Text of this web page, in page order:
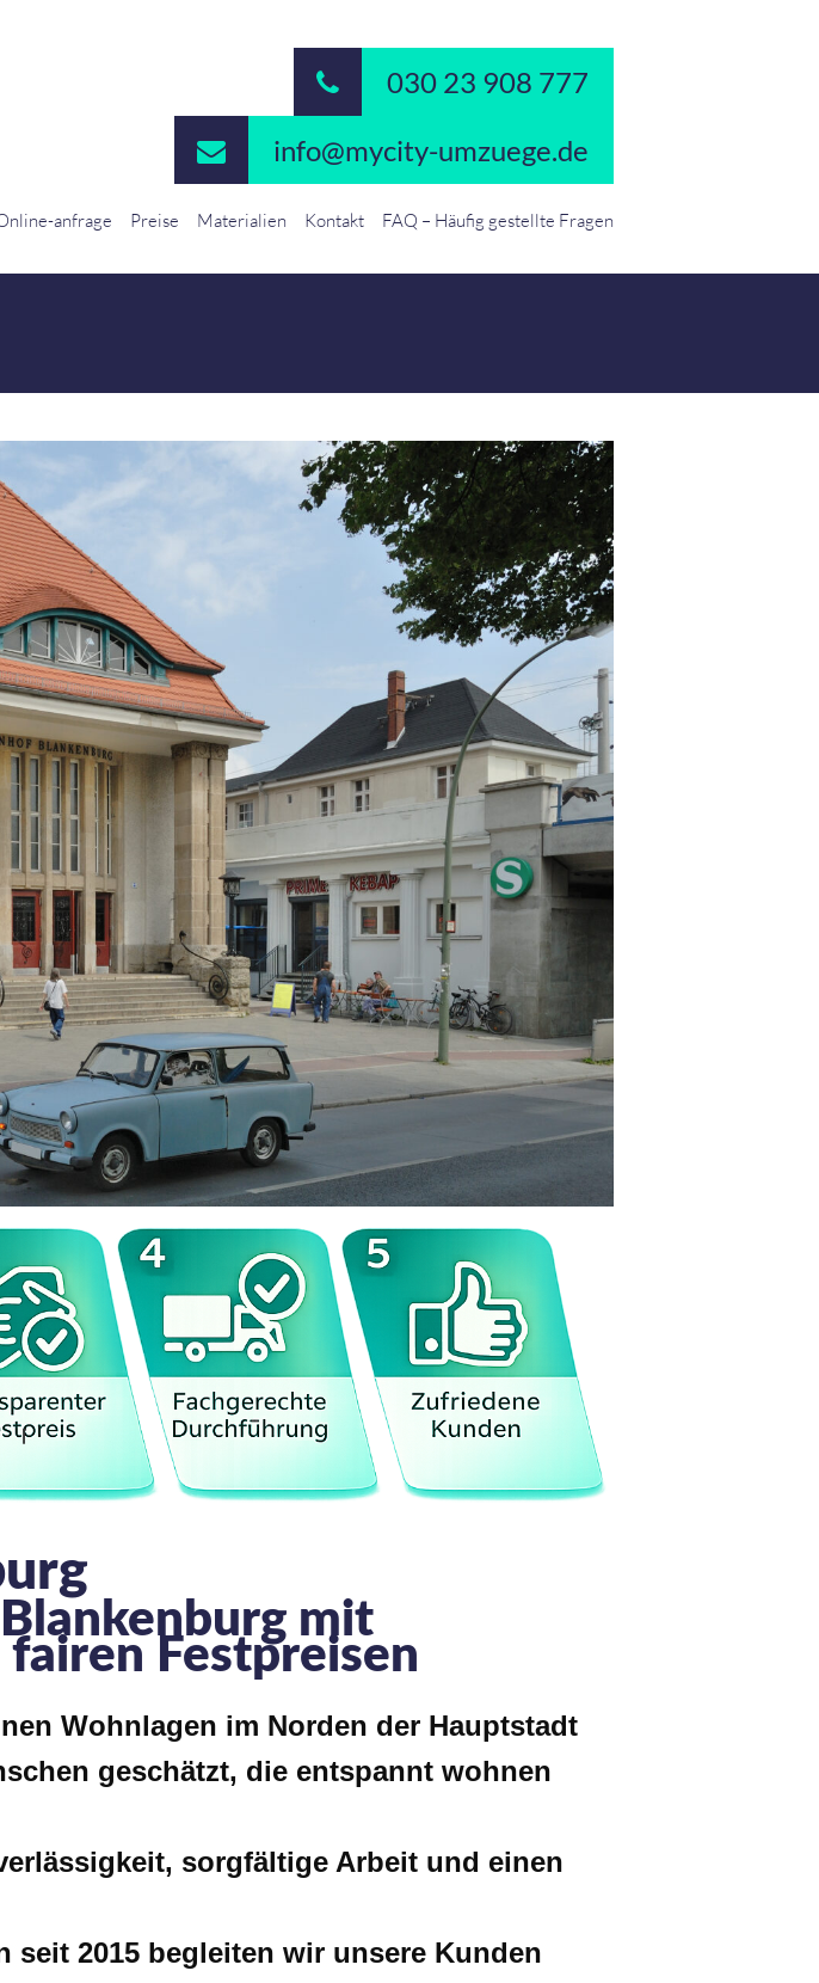
030 23 908 777
info@mycity-umzuege.de
anfrage Preise Materialien Kontakt FAQ – Häufig gestellte Fragen
mit
Festpreisen
Wohnlagen im Norden der Hauptstadt
geschätzt, die entspannt wohnen
sorgfältige Arbeit und einen
2015 begleiten wir unsere Kunden